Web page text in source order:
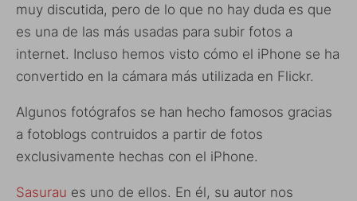
muy discutida, pero de lo que no hay duda es que
es una de las más usadas para subir fotos a
internet. Incluso hemos visto cómo el iPhone se ha
convertido en la cámara más utilizada en Flickr.
Algunos fotógrafos se han hecho famosos gracias
a fotoblogs contruidos a partir de fotos
exclusivamente hechas con el iPhone.
Sasurau es uno de ellos. En él, su autor nos